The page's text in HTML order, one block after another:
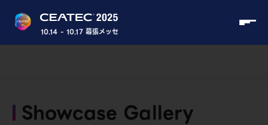
10.14 - 10.17 幕張メッセ
Showcase Gallery